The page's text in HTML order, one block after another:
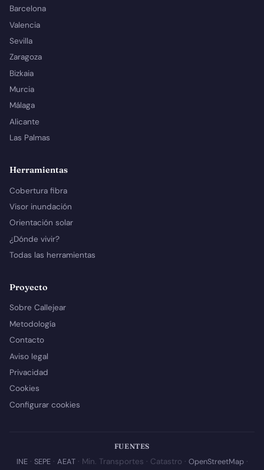
Barcelona
Valencia
Sevilla
Zaragoza
Bizkaia
Murcia
Málaga
Alicante
Las Palmas
Herramientas
Cobertura fibra
Visor inundación
Orientación solar
¿Dónde vivir?
Todas las herramientas
Proyecto
Sobre Callejear
Metodología
Contacto
Aviso legal
Privacidad
Cookies
Configurar cookies
FUENTES
INE· SEPE· AEAT· Min. Transportes · Catastro · OpenStreetMap·